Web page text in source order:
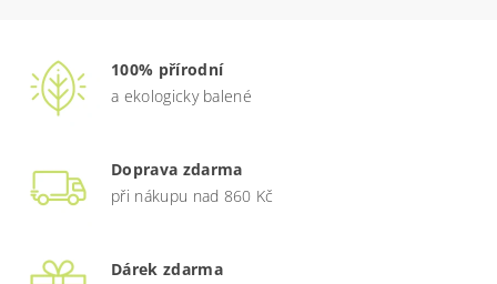
100% přírodní
a ekologicky balené
Doprava zdarma
při nákupu nad 860 Kč
Dárek zdarma